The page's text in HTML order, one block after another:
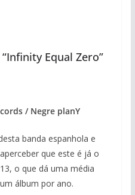
Equal Zero”
/ Negre planY
banda espanhola e
que este é já o
o que dá uma média
álbum por ano.